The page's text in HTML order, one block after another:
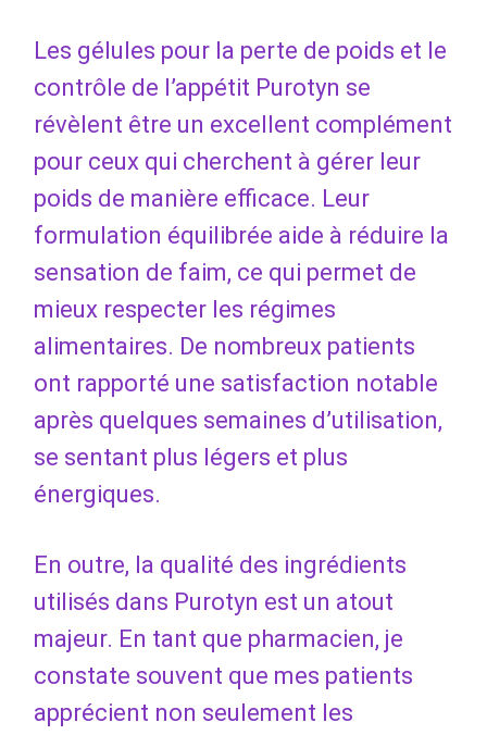
Les gélules pour la perte de poids et le
contrôle de l’appétit Purotyn se
révèlent être un excellent complément
pour ceux qui cherchent à gérer leur
poids de manière efficace. Leur
formulation équilibrée aide à réduire la
sensation de faim, ce qui permet de
mieux respecter les régimes
alimentaires. De nombreux patients
ont rapporté une satisfaction notable
après quelques semaines d’utilisation,
se sentant plus légers et plus
énergiques.
En outre, la qualité des ingrédients
utilisés dans Purotyn est un atout
majeur. En tant que pharmacien, je
constate souvent que mes patients
apprécient non seulement les